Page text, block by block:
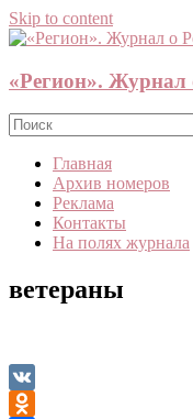
Skip to content
«Регион». Журнал
Главная
Архив номеров
Реклама
Контакты
На полях журнала
ветераны
VK